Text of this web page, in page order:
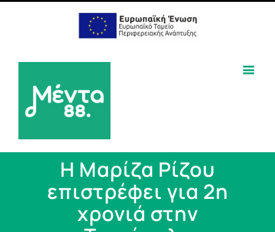
Η Μαρίζα Ρίζου
επιστρέφει για 2η
χρονιά στην